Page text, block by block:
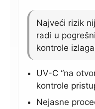
Najveći rizik
radi u
kontrole
UV-C “na
kontrole
Nejasne